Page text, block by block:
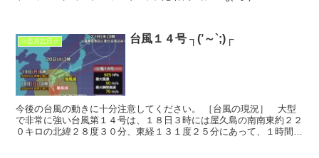
☆忘月忘日☆ 台風１４号 ┐(​’～`;)┌
今後の台風の動きに十分注意してください。 ［台風の現況］ 大型
で非常に強い台風第１４号は、１８日３時には屋久島の南南東約２２
０キロの北緯２８度３０分、東経１３１度２５分にあって、１時間に